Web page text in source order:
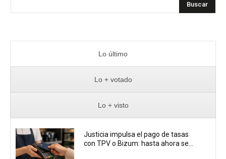
Buscar
Lo último
Lo + votado
Lo + visto
Justicia impulsa el pago de tasas
con TPV o Bizum: hasta ahora se...